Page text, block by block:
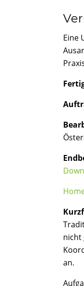
Eine
nicht
an.